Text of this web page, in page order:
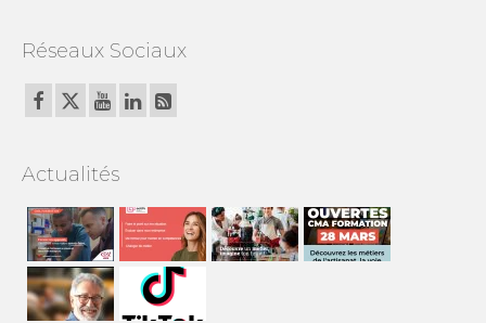
Réseaux Sociaux
Actualités